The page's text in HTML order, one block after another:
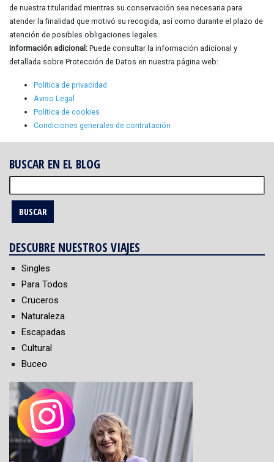
de nuestra titularidad mientras su conservación sea necesaria para
atender la finalidad que motivó su recogida, así como durante el plazo de
atención de posibles obligaciones legales.
Información adicional: Puede consultar la información adicional y
detallada sobre Protección de Datos en nuestra página web:
Política de privacidad
Aviso Legal
Política de cookies
Condiciones generales de contratación
BUSCAR EN EL BLOG
DESCUBRE NUESTROS VIAJES
Singles
Para Todos
Cruceros
Naturaleza
Escapadas
Cultural
Buceo